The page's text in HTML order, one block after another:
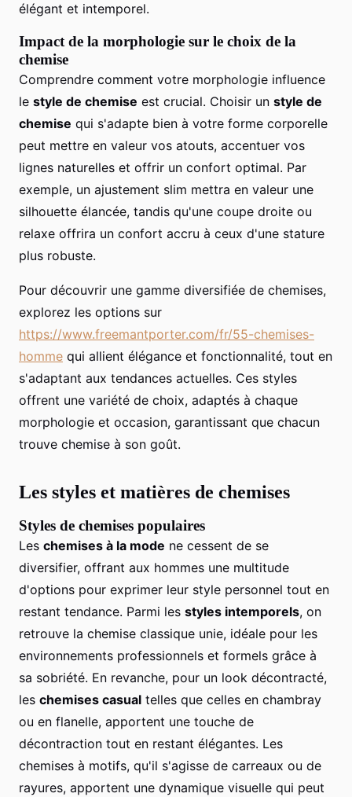
élégant et intemporel.
Impact de la morphologie sur le choix de la
chemise
Comprendre comment votre morphologie influence
le style de chemise est crucial. Choisir un style de
chemise qui s'adapte bien à votre forme corporelle
peut mettre en valeur vos atouts, accentuer vos
lignes naturelles et offrir un confort optimal. Par
exemple, un ajustement slim mettra en valeur une
silhouette élancée, tandis qu'une coupe droite ou
relaxe offrira un confort accru à ceux d'une stature
plus robuste.
Pour découvrir une gamme diversifiée de chemises,
explorez les options sur
https://www.freemantporter.com/fr/55-chemises-
homme qui allient élégance et fonctionnalité, tout en
s'adaptant aux tendances actuelles. Ces styles
offrent une variété de choix, adaptés à chaque
morphologie et occasion, garantissant que chacun
trouve chemise à son goût.
Les styles et matières de chemises
Styles de chemises populaires
Les chemises à la mode ne cessent de se
diversifier, offrant aux hommes une multitude
d'options pour exprimer leur style personnel tout en
restant tendance. Parmi les styles intemporels, on
retrouve la chemise classique unie, idéale pour les
environnements professionnels et formels grâce à
sa sobriété. En revanche, pour un look décontracté,
les chemises casual telles que celles en chambray
ou en flanelle, apportent une touche de
décontraction tout en restant élégantes. Les
chemises à motifs, qu'il s'agisse de carreaux ou de
rayures, apportent une dynamique visuelle qui peut